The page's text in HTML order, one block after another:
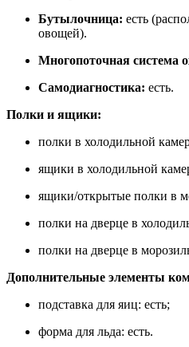
Бутылочница: есть
овощей).
Многопоточная система
Самодиагностика: есть.
Полки и ящики:
полки в холодильной
ящики в холодильной
ящики/открытые полки в
полки на дверце в
полки на дверце в
Дополнительные элементы
подставка для яиц: есть;
форма для льда: есть.